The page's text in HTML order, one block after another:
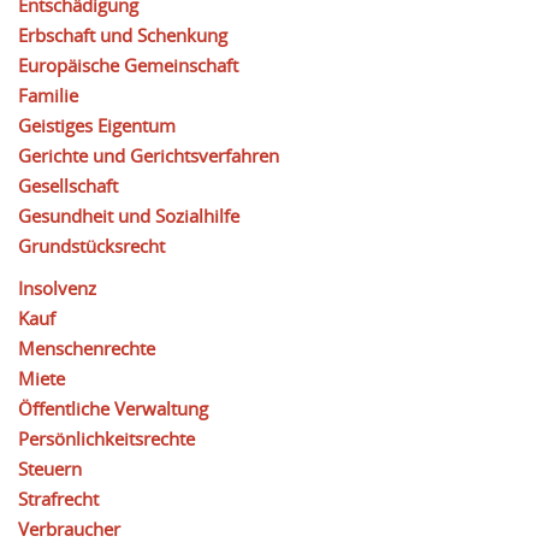
Entschädigung
Erbschaft und Schenkung
Europäische Gemeinschaft
Familie
Geistiges Eigentum
Gerichte und Gerichtsverfahren
Gesellschaft
Gesundheit und Sozialhilfe
Grundstücksrecht
Insolvenz
Kauf
Menschenrechte
Miete
Öffentliche Verwaltung
Persönlichkeitsrechte
Steuern
Strafrecht
Verbraucher